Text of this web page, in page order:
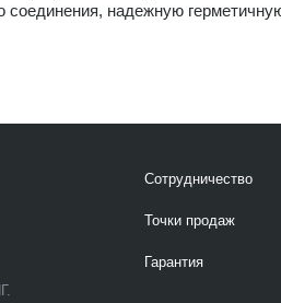
соединения, надежную
Сотрудничество
Точки продаж
Гарантия